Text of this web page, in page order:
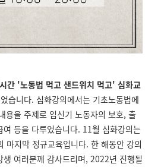
간 '노동법 먹고 샌드위치 먹고' 심화교
습니다. 심화강의에서는 기초노동법에
용을 주제로 임신기 노동자의 보호, 출
여 등을 다루었습니다. 11월 심화강의는
마지막 정규교육입니다. 한 해동안 강의
여러분께 감사드리며, 2022년 진행될